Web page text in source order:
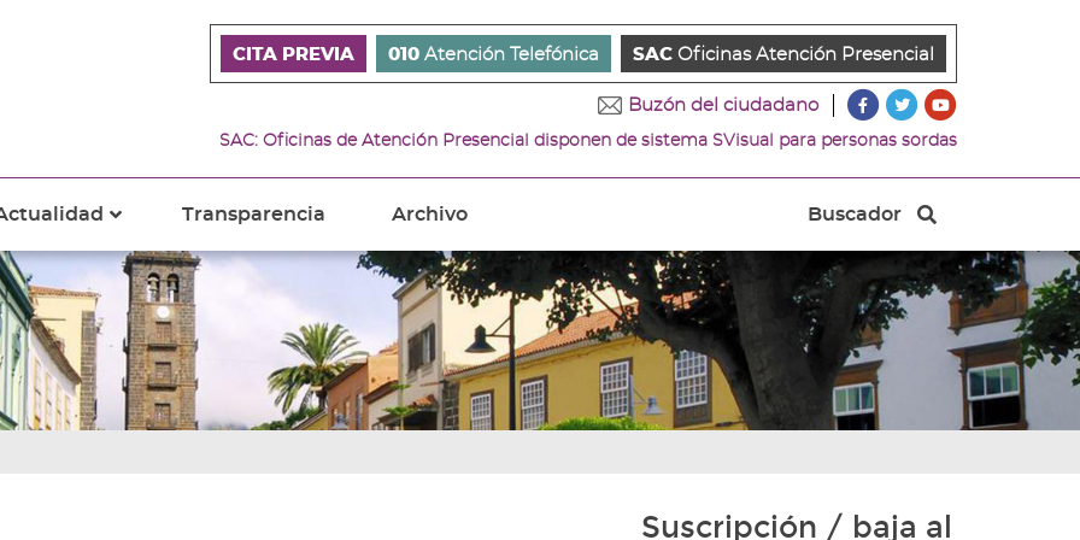
CITA PREVIA 010 Atención Telefónica SAC Oficinas Atención Presencial
Buzón del ciudadano
???
Ir
página
Facebook
???
Ir
página
Twitter
Ir
Youtube
SAC: Oficinas de Atención Presencial disponen de sistema SVisual para personas sordas
Transparencia Archivo Buscador
Buscador
Suscripción / baja al